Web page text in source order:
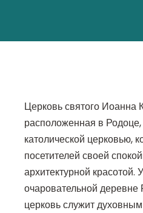
Церковь святого Иоанна
расположенная в Родоце,
католической церковью,
посетителей своей
архитектурной
очаровательной деревне
церковь служит